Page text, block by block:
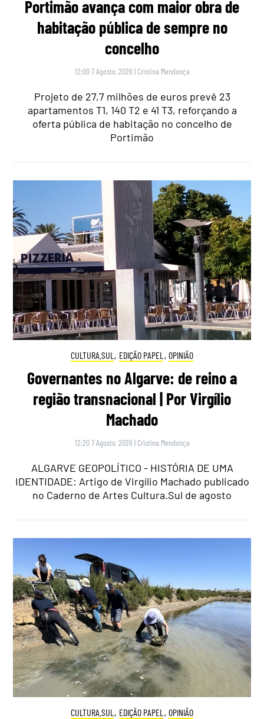
Portimão avança com maior obra de
habitação pública de sempre no
concelho
12:00 7 Agosto, 2026 | Cristina Mendonça
Projeto de 27,7 milhões de euros prevê 23
apartamentos T1, 140 T2 e 41 T3, reforçando a
oferta pública de habitação no concelho de
Portimão
CULTURA.SUL , EDIÇÃO PAPEL , OPINIÃO
Governantes no Algarve: de reino a
região transnacional | Por Virgílio
Machado
12:20 7 Agosto, 2026 | Cristina Mendonça
ALGARVE GEOPOLÍTICO - HISTÓRIA DE UMA
IDENTIDADE: Artigo de Virgílio Machado publicado
no Caderno de Artes Cultura.Sul de agosto
CULTURA.SUL , EDIÇÃO PAPEL , OPINIÃO